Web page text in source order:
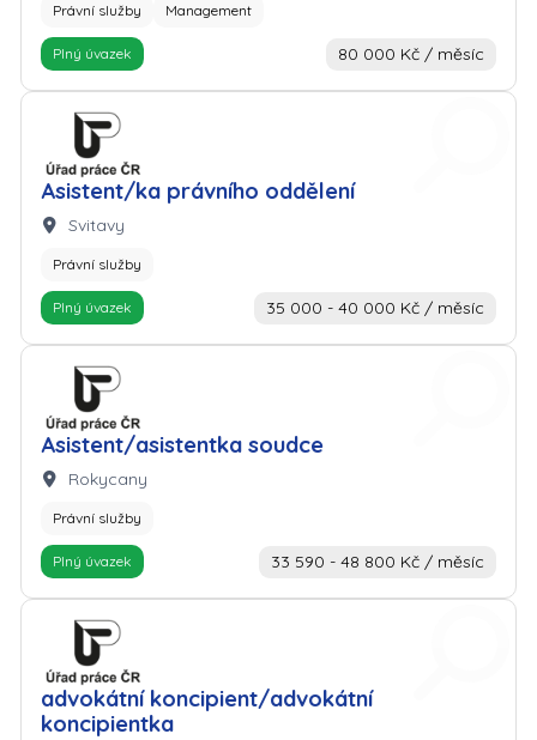
Právní služby Management
Plný úvazek 80 000 Kč / měsíc
Asistent/ka právního oddělení
Zaměstnavatel: Úřad práce
Lokalita:
Svitavy
Právní služby
Plný úvazek 35 000 - 40 000 Kč / měsíc
Asistent/asistentka soudce
Zaměstnavatel: Úřad práce
Lokalita:
Rokycany
Právní služby
Plný úvazek 33 590 - 48 800 Kč / měsíc
advokátní koncipient/advokátní
koncipientka
Zaměstnavatel: Úřad práce